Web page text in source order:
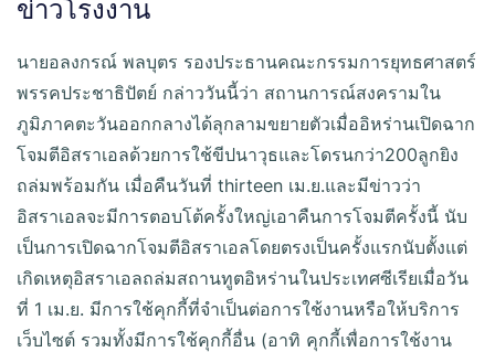
ข่าวโรงงาน
นายอลงกรณ์ พลบุตร รองประธานคณะกรรมการยุทธศาสตร์
พรรคประชาธิปัตย์ กล่าววันนี้ว่า สถานการณ์สงครามใน
ภูมิภาคตะวันออกกลางได้ลุกลามขยายตัวเมื่ออิหร่านเปิดฉาก
โจมตีอิสราเอลด้วยการใช้ขีปนาวุธและโดรนกว่า200ลูกยิง
ถล่มพร้อมกัน เมื่อคืนวันที่ thirteen เม.ย.และมีข่าวว่า
อิสราเอลจะมีการตอบโต้ครั้งใหญ่เอาคืนการโจมตีครั้งนี้ นับ
เป็นการเปิดฉากโจมตีอิสราเอลโดยตรงเป็นครั้งแรกนับตั้งแต่
เกิดเหตุอิสราเอลถล่มสถานทูตอิหร่านในประเทศซีเรียเมื่อวัน
ที่ 1 เม.ย. มีการใช้คุกกี้ที่จำเป็นต่อการใช้งานหรือให้บริการ
เว็บไซต์ รวมทั้งมีการใช้คุกกี้อื่น (อาทิ คุกกี้เพื่อการใช้งาน